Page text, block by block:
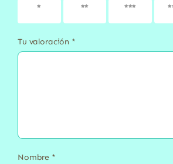
1 de 5
2 de 5
3 de 5
4
Tu valoración *
Nombre *